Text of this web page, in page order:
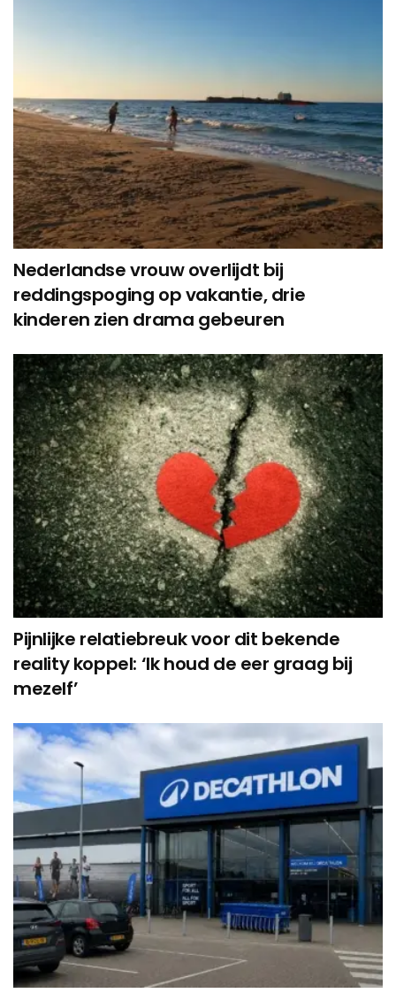
Nederlandse vrouw overlijdt bij
reddingspoging op vakantie, drie
kinderen zien drama gebeuren
Pijnlijke relatiebreuk voor dit bekende
reality koppel: ‘Ik houd de eer graag bij
mezelf’